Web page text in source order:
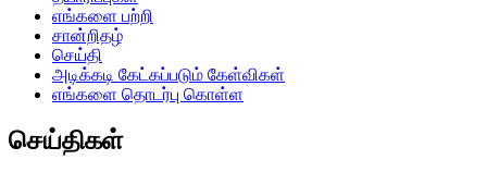
எங்களை பற்றி
சான்றிதழ்
செய்தி
அடிக்கடி கேட்கப்படும் கேள்விகள்
எங்களை தொடர்பு கொள்ள
செய்திகள்